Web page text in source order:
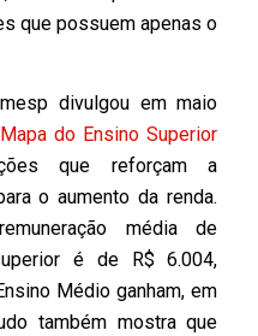
que possuem apenas o
divulgou em maio
do Ensino Superior
que reforçam a
o aumento da renda.
média de
é de R$ 6.004,
Médio ganham, em
também mostra que